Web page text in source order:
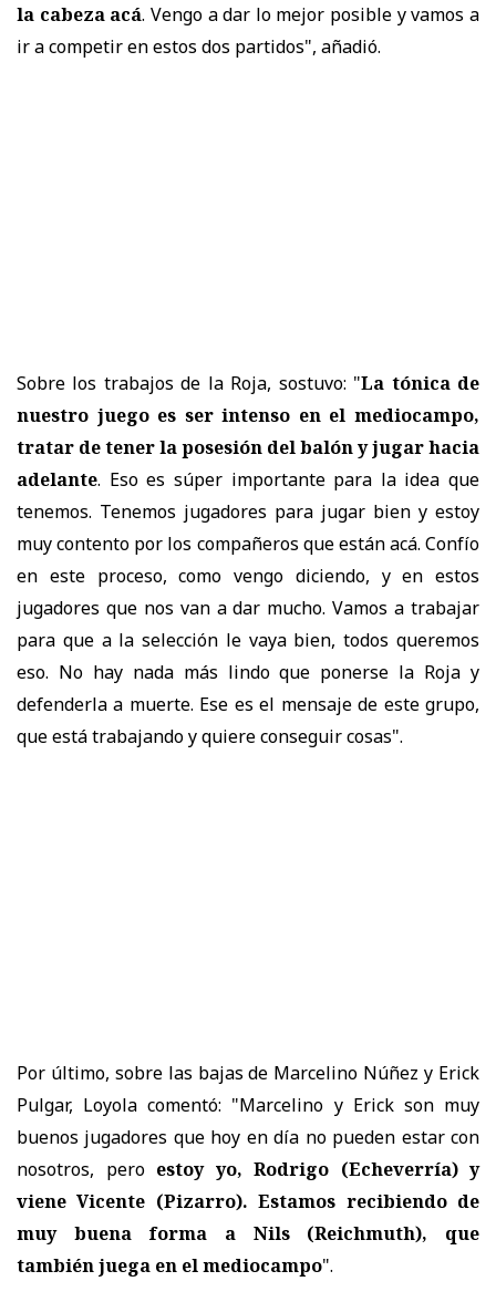
la cabeza acá. Vengo a dar lo mejor posible y vamos a
ir a competir en estos dos partidos", añadió.
Sobre los trabajos de la Roja, sostuvo: "La tónica de
nuestro juego es ser intenso en el mediocampo,
tratar de tener la posesión del balón y jugar hacia
adelante. Eso es súper importante para la idea que
tenemos. Tenemos jugadores para jugar bien y estoy
muy contento por los compañeros que están acá. Confío
en este proceso, como vengo diciendo, y en estos
jugadores que nos van a dar mucho. Vamos a trabajar
para que a la selección le vaya bien, todos queremos
eso. No hay nada más lindo que ponerse la Roja y
defenderla a muerte. Ese es el mensaje de este grupo,
que está trabajando y quiere conseguir cosas".
Por último, sobre las bajas de Marcelino Núñez y Erick
Pulgar, Loyola comentó: "Marcelino y Erick son muy
buenos jugadores que hoy en día no pueden estar con
nosotros, pero estoy yo, Rodrigo (Echeverría) y
viene Vicente (Pizarro). Estamos recibiendo de
muy buena forma a Nils (Reichmuth), que
también juega en el mediocampo".